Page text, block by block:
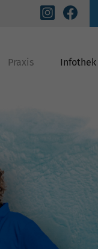
Prophylaxe
Praxis Infothek